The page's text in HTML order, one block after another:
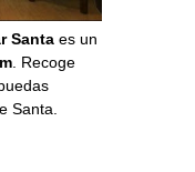
Santa es un
. Recoge
Santa.